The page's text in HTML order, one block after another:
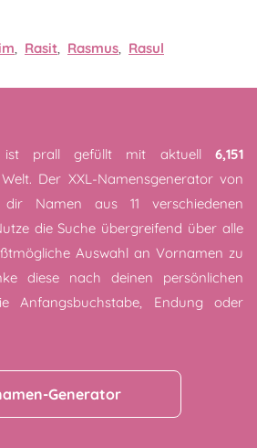
, Rasit, Rasmus, Rasul
ist prall gefüllt mit aktuell 6,151
Der XXL-Namensgenerator von
dir Namen aus 11 verschiedenen
die Suche übergreifend über alle
Auswahl an Vornamen zu
diese nach deinen persönlichen
Anfangsbuchstabe, Endung oder
Generator